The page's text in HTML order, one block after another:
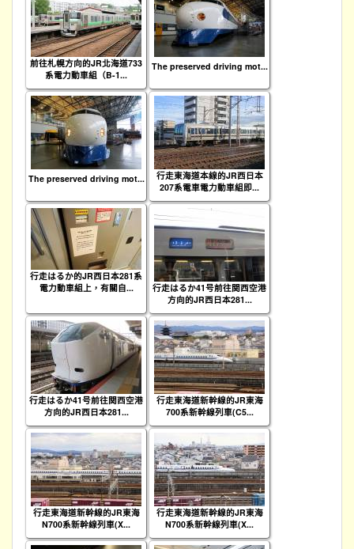
前往札幌方向的JR北海道733
系電力動車組（B-1...
The preserved driving mot...
The preserved driving mot...
行走東海道本線的JR西日本
207系電車電力動車組即...
行走はるか的JR西日本281系
電力動車組上，有關自...
行走はるか41号前往関西空港
方向的JR西日本281...
行走はるか41号前往関西空港
方向的JR西日本281...
行走東海道新幹線的JR東海
700系新幹線列車(C5...
行走東海道新幹線的JR東海
N700系新幹線列車(X...
行走東海道新幹線的JR東海
N700系新幹線列車(X...